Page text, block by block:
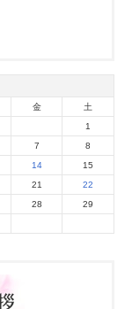
金
土
1
7
8
14
15
21
22
28
29